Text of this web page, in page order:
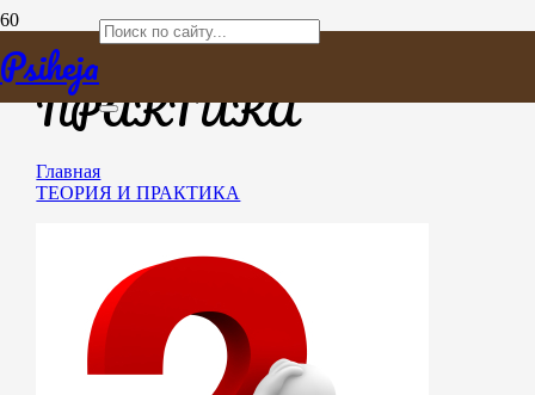
Psiheja
ТЕОРИЯ И
ПРАКТИКА
Главная
ТЕОРИЯ И ПРАКТИКА